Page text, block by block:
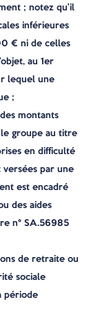
; notez qu’il
inférieures
€ ni de celles
au 1er
lequel une
;
montants
groupe au titre
en difficulté
par une
est encadré
des aides
n° SA.56985
de retraite ou
sociale
période